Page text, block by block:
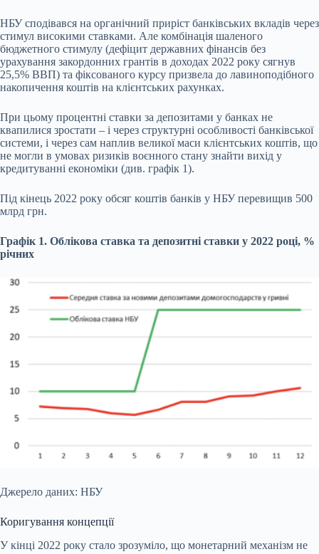
НБУ сподівався на органічний приріст банківських вкладів через
стимул високими ставками. Але комбінація шаленого
бюджетного стимулу (дефіцит державних фінансів без
урахування закордонних грантів в доходах 2022 року сягнув
25,5% ВВП) та фіксованого курсу призвела до лавиноподібного
накопичення коштів на клієнтських рахунках.
При цьому процентні ставки за депозитами у банках не
квапилися зростати – і через структурні особливості банківської
системи, і через сам наплив великої маси клієнтських коштів, що
не могли в умовах ризиків воєнного стану знайти вихід у
кредитуванні економіки (див. графік 1).
Під кінець 2022 року обсяг коштів банків у НБУ перевищив 500
млрд грн.
Графік 1. Облікова ставка та депозитні ставки у 2022 році, %
річних
Джерело даних: НБУ
Коригування концепції
У кінці 2022 року стало зрозуміло, що монетарний механізм не